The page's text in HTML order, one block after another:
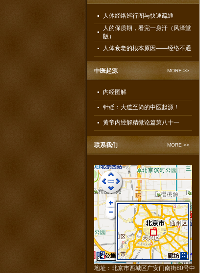
人体经络巡行图与快速疏通
人的保质期，看完一身汗（风泽堂
版）
人体衰老的根本原因——经络不通
中医起源 MORE >>
内经图解
针砭：大道至简的中医起源！
黄帝内经解精微论篇第八十一
联系我们 MORE >>
GS(2011)1617号 Data © NavInfo
風澤堂痔疮康复部
2 公里
地址：北京市西城区广安门南街80号中